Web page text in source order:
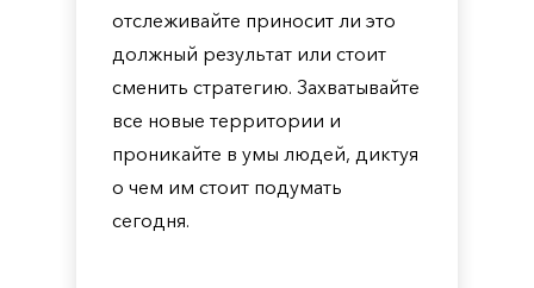
отслеживайте приносит ли это
должный результат или стоит
сменить стратегию. Захватывайте
все новые территории и
проникайте в умы людей, диктуя
о чем им стоит подумать
сегодня.